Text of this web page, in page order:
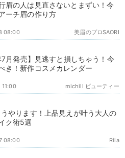
眉の人は見直さないとまずい！今
ーチ眉の作り方
美眉のプロSAORI
08:00
7月発売】見逃すと損しちゃう！今
き！新作コスメカレンダー
michill ビューティー
やります！上品見えが叶う大人の
ク術5選
Rila
08:00